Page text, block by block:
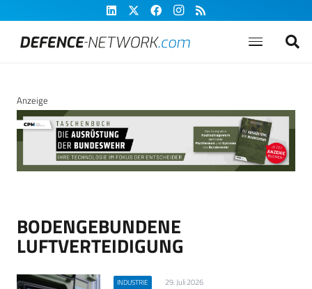
Anzeige
BODENGEBUNDENE
LUFTVERTEIDIGUNG
INDUSTRIE 29. Juli 2026